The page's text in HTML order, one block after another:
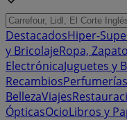
DestacadosHiper-
y BricolajeRopa,
ElectrónicaJuguetes y
Recambios
BellezaViajes
ÓpticasOcioLibros y